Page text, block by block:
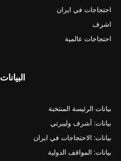
احتجاجات في ايران
اشرف
احتجاجات عالمية
البيانات
بيانات الرئيسة المنتخبة
بيانات: أشرف وليبرتي
بيانات: الاحتجاجات في ايران
بيانات: المواقف الدولية